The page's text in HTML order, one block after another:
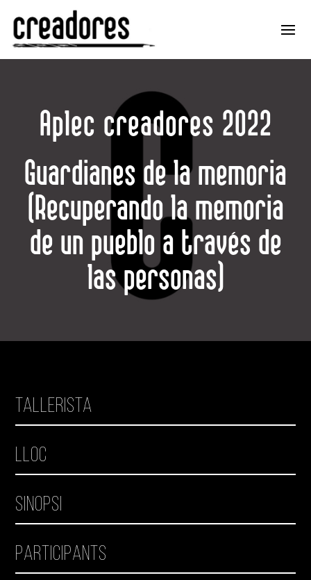
Aplec creadores 2022
Guardianes de la memoria
(Recuperando la memoria
de un pueblo a través de
las personas)
Tallerista
Lloc
Sinopsi
Participants